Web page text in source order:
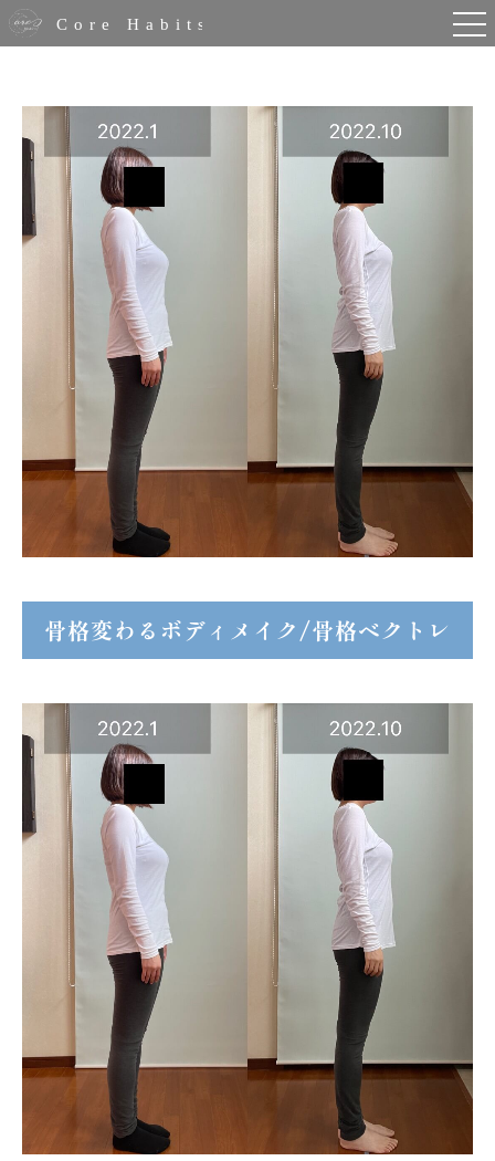
骨格変わるボディメイク/骨格ベクトレ